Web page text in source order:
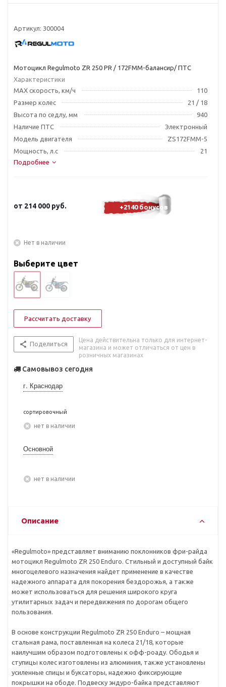
Артикул: 300004
Мотоцикл Regulmoto ZR 250 PR / 172FMM-балансир/ ПТС
Характеристики
MAX скорость, км/ч
110
Размер колес
21 / 18
Высота по седлу, мм
940
Наличие ПТС
Электронный
Модель двигателя
ZS172FMM-5
Мощность, л.с
21
Подробнее
от 214 000 руб. +2140 бонусов
Нет в наличии
Выберите цвет
Рассчитать доставку
Поделиться
Цена действительна только для интернет-
магазина и может отличаться от цен в
розничных магазинах
Самовывоз сегодня
г. Краснодар
сортировочный
Нет в наличии
Основной
Нет в наличии
Описание
«Regulmoto» представляет вниманию поклонников фри-райда
мотоцикл Regulmoto ZR 250 Enduro. Стильный и доступный байк
многоцелевого назначения найдет применение в качестве
надежного аппарата для покорения бездорожья, а также
может использоваться для решения широкого круга
утилитарных задач и передвижения по дорогам общего
пользования.
В основе конструкции Regulmoto ZR 250 Enduro – мощная
стальная рама, поставленная на колеса 21/18, которые
наилучшим образом подготовлены к офф-роаду. Ободья и
ступицы колес изготовлены из алюминия, также установлены
усиленные спицы и буксаторы, надежно фиксирующие
покрышки на ободе. Подвеску эндуро-байка представляют